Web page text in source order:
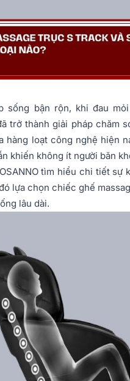
sống bận rộn, khi đau
trở thành giải pháp chăm
hàng loạt công nghệ hiện
khiến không ít người băn
tìm hiểu chi tiết
lựa chọn chiếc ghế
lâu dài.